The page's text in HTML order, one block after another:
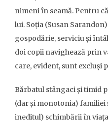
nimeni în seamă. Pentru
lui. Soția (Susan
gospodărie, serviciu și
doi copii navighează prin
care, evident, sunt excluși
Bărbatul stângaci și timid
(dar și monotonia) familiei
ineditul) schimbării în viața